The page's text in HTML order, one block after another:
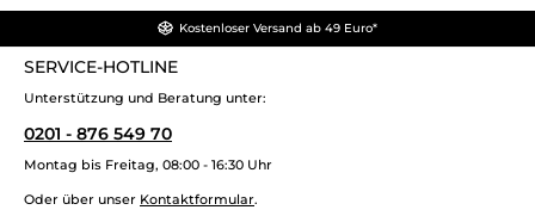
Kostenloser Versand ab 49 Euro*
SERVICE-HOTLINE
Unterstützung und Beratung unter:
0201 - 876 549 70
Montag bis Freitag, 08:00 - 16:30 Uhr
Oder über unser Kontaktformular.